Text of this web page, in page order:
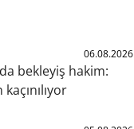
06.08.2026
bekleyiş hakim: